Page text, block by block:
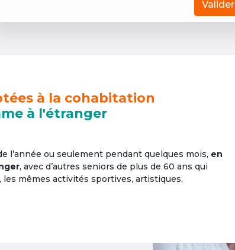
Valider
à la cohabitation
à l'étranger
l’année ou seulement pendant quelques mois, en
, avec d’autres seniors de plus de 60 ans qui
les mêmes activités sportives, artistiques,